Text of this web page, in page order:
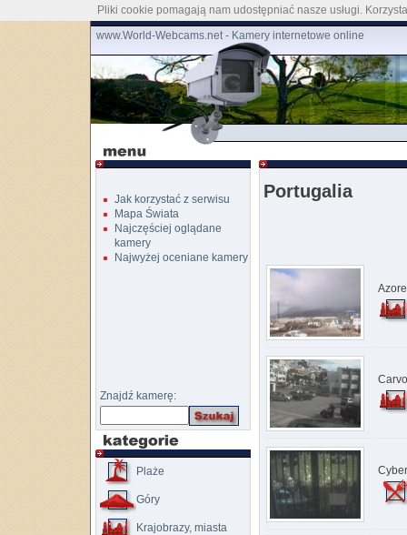
www.World-Webcams.net - Kamery internetowe online
Jak korzystać z serwisu
Mapa Świata
Najczęściej oglądane
kamery
Najwyżej oceniane kamery
Znajdź kamerę:
Plaże
Góry
Krajobrazy, miasta
Portugalia
Pliki cookie pomagają nam udostępniać nasze usługi.